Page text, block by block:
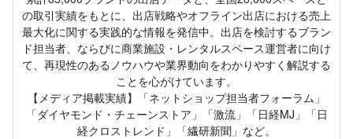
の取引実績をもとに、出店戦略やオフライン出店における売上
最大化に関する実践的な情報を発信中。出店を検討するブラン
ド担当者、ならびに商業施設・レンタルスペース運営者に向け
て、再現性のあるノウハウや業界動向をわかりやすく解説する
ことを心がけています。
【メディア掲載実績】「ネットショップ担当者フォーラム」
「ダイヤモンド・チェーンストア」「激流」「日経MJ」「日
経クロストレンド」「繊研新聞」など。